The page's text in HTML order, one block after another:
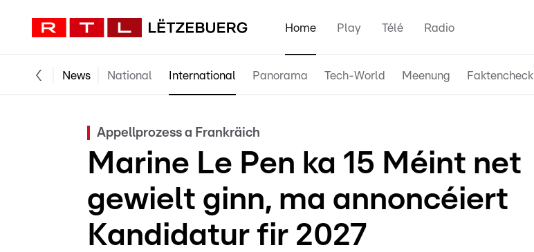
Home Play Télé Radio
News National International Panorama Tech-World Meenung Faktencheck
Appellprozess a Frankräich
Marine Le Pen ka 15 Méint net
gewielt ginn, ma annoncéiert
Kandidatur fir 2027